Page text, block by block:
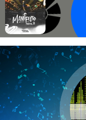
CONECTE-SE
REGISTO